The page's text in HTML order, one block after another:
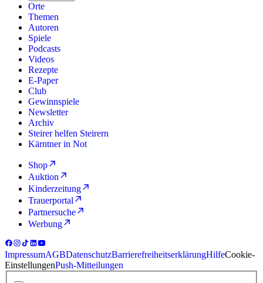
Orte
Themen
Autoren
Spiele
Podcasts
Videos
Rezepte
E-Paper
Club
Gewinnspiele
Newsletter
Archiv
Steirer helfen Steirern
Kärntner in Not
Shop
Auktion
Kinderzeitung
Trauerportal
Partnersuche
Werbung
ImpressumAGBDatenschutzBarrierefreiheitserklärungHilfeCookie-
EinstellungenPush-Mitteilungen